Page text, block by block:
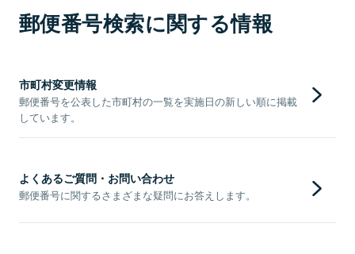
郵便番号検索に関する情報
市町村変更情報
郵便番号を公表した市町村の一覧を実施日の新しい順に掲載
しています。
よくあるご質問・お問い合わせ
郵便番号に関するさまざまな疑問にお答えします。